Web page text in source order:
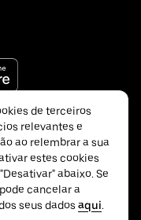
de terceiros
relevantes e
ao relembrar a sua
estes cookies
abaixo. Se
cancelar a
seus dados aqui.